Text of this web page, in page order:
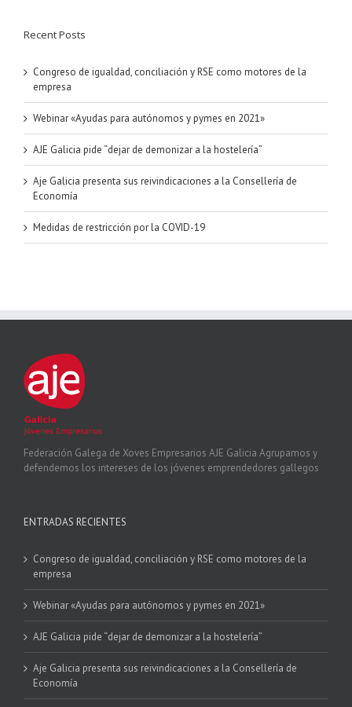
Recent Posts
Congreso de igualdad, conciliación y RSE como motores de la
empresa
Webinar «Ayudas para autónomos y pymes en 2021»
AJE Galicia pide “dejar de demonizar a la hostelería”
Aje Galicia presenta sus reivindicaciones a la Consellería de
Economía
Medidas de restricción por la COVID-19
Federación Galega de Xoves Empresarios AJE Galicia Agrupamos y
defendemos los intereses de los jóvenes emprendedores gallegos
ENTRADAS RECIENTES
Congreso de igualdad, conciliación y RSE como motores de la
empresa
Webinar «Ayudas para autónomos y pymes en 2021»
AJE Galicia pide “dejar de demonizar a la hostelería”
Aje Galicia presenta sus reivindicaciones a la Consellería de
Economía